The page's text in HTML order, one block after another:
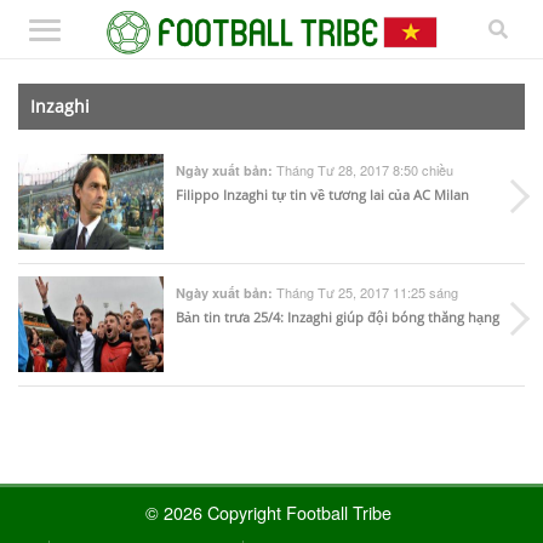
Inzaghi
Ngày xuất bản: Tháng Tư 28, 2017 8:50 chiều
Filippo Inzaghi tự tin về tương lai của AC Milan
Ngày xuất bản: Tháng Tư 25, 2017 11:25 sáng
Bản tin trưa 25/4: Inzaghi giúp đội bóng thăng hạng
© 2026 Copyright Football Tribe